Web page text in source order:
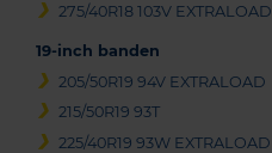
275/40R18 103V EXTRALOAD
19-inch banden
205/50R19 94V EXTRALOAD
215/50R19 93T
225/40R19 93W EXTRALOAD